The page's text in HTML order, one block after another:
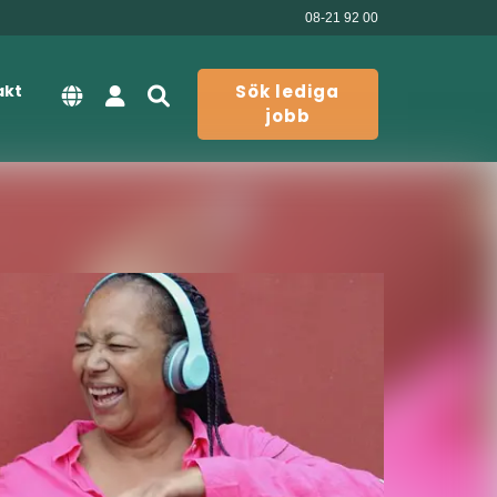
08-21 92 00
Sök lediga
jobb